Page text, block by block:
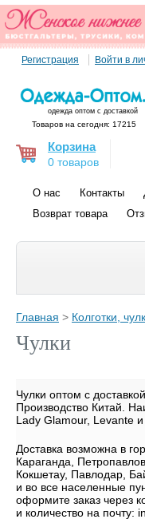
Регистрация Войти в
одежда оптом с доставкой
Товаров на сегодня: 17215
Корзина
0 товаров
О нас Контакты
Возврат товара
Главная > Колготки,
Чулки
Чулки оптом с
Производство Китай.
Lady Glamour, Levante и
Доставка возможна в
Караганда,
Кокшетау, Павлодар,
и во все населенные
оформите заказ через
и количество на почту: